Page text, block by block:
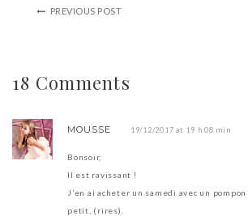
PREVIOUS POST
18 Comments
MOUSSE 19/12/2017 at 19 h 08 min
Bonsoir,
Il est ravissant !
J’en ai acheter un samedi avec un
petit, (rires).